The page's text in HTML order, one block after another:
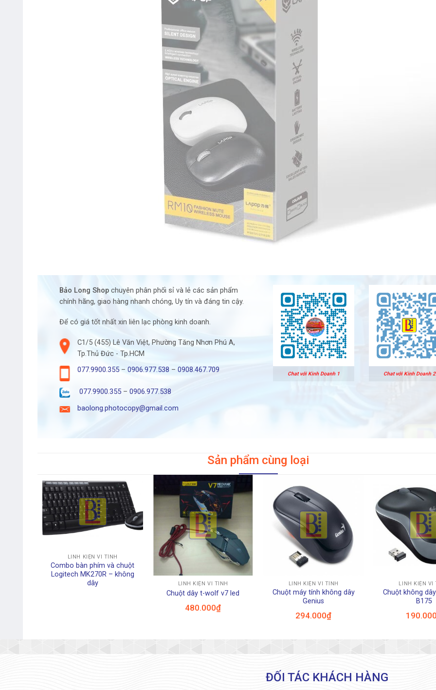
Bảo Long Shop chuyên phân phối sỉ và lẻ các sản phẩm
chính hãng, giao hàng nhanh chóng, Uy tín và đáng tin cậy.
Để có giá tốt nhất xin liên lạc phòng kinh doanh.
C1/5 (455) Lê Văn Việt, Phường Tăng Nhơn Phú A,
Tp.Thủ Đức - Tp.HCM
077.9900.355– 0906.977.538 – 0908.467.709
077.9900.355– 0906.977.538
baolong.photocopy@gmail.com
Chat với Kinh Doanh 1 Chat với Kinh Doanh 2
Sản phẩm cùng loại
LINH KIỆN VI TÍNH
Combo bàn phím và chuột
Logitech MK270R – không
dây
LINH KIỆN VI TÍNH
Chuột dây t-wolf v7 led
480.000₫
LINH KIỆN VI TÍNH
Chuột máy tính không dây
Genius
294.000₫
LINH KIỆN VI
Chuột không
B175
ĐỐI TÁC KHÁCH HÀNG